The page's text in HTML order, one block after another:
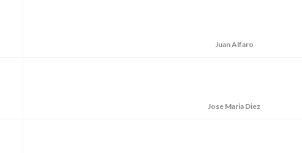
Juan Alfaro
Jose Maria Diez